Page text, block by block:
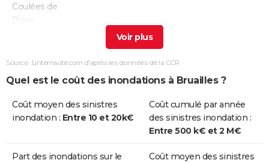
Coulées de
Boue
et/ou
Boue
24/10/1999 26/10/1999
Inondations
et/ou
05/10/1993 10/10/1993 6 j Oui
Source : Linternaute.com d'après les données de la CCR
Quel est le coût des inondations à Bruailles ?
Coût moyen des sinistres
inondation : Entre 10 et 20k€
Coût cumulé par année
des sinistres inondation :
Entre 500 k€ et 2 M€
Part des inondations sur le
Coût moyen des sinistres